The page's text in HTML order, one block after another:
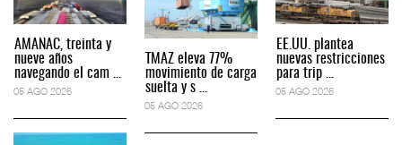
AMANAC, treinta y
nueve años
navegando el cam ...
05 AGO 2026
TMAZ eleva 77%
movimiento de carga
suelta y s ...
05 AGO 2026
EE.UU. plantea
nuevas restricciones
para trip ...
05 AGO 2026